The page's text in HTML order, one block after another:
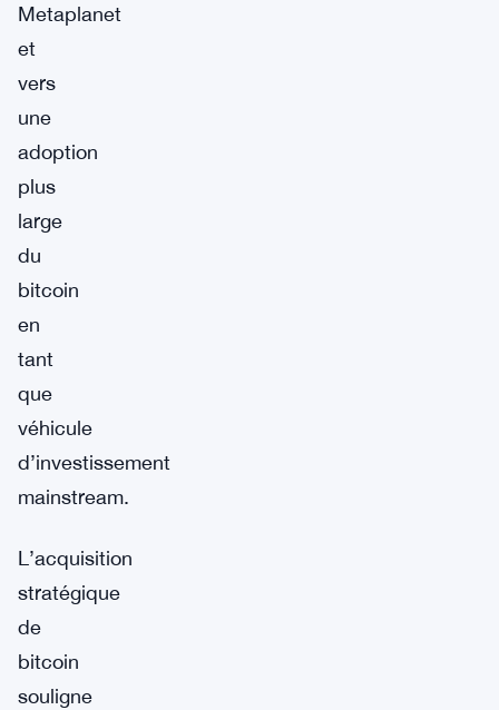
Metaplanet
et
vers
une
adoption
plus
large
du
bitcoin
en
tant
que
véhicule
d’investissement
mainstream.
L’acquisition
stratégique
de
bitcoin
souligne